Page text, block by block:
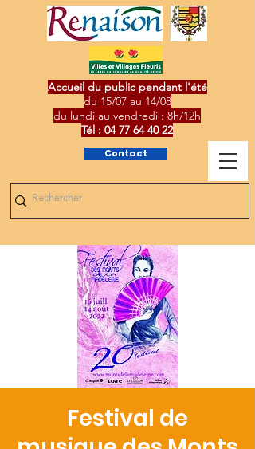
Contact
Accueil du public pendant l'été
du 15/07 au 14/08
du lundi au vendredi : 8h/12h
Tél : 04 77 64 40 22
Festival de